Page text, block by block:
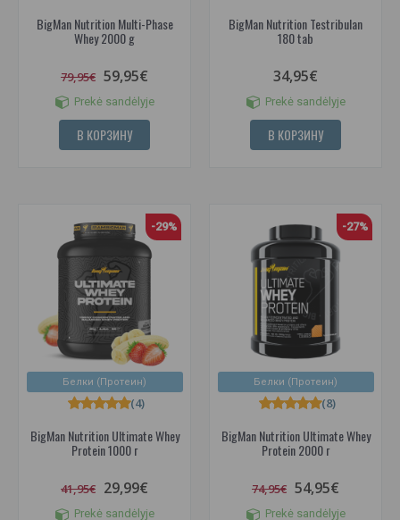
BigMan Nutrition Multi-Phase
Whey 2000 g
79,95€ 59,95€
Prekė sandėlyje
В КОРЗИНУ
BigMan Nutrition Testribulan
180 tab
34,95€
Prekė sandėlyje
В КОРЗИНУ
Белки (Протеин)
-29%
BigMan Nutrition Ultimate Whey
Protein 1000 г
(4)
41,95€ 29,99€
Prekė sandėlyje
Белки (Протеин)
-27%
BigMan Nutrition Ultimate Whey
Protein 2000 г
(8)
74,95€ 54,95€
Prekė sandėlyje